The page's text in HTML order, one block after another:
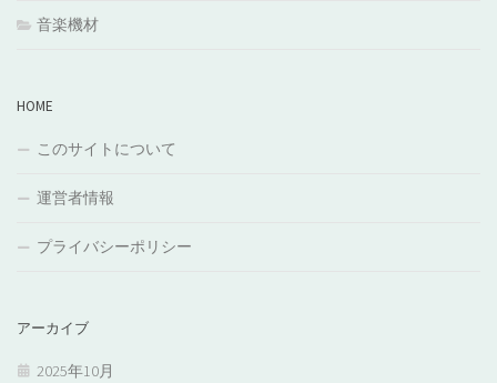
音楽機材
HOME
このサイトについて
運営者情報
プライバシーポリシー
アーカイブ
2025年10月